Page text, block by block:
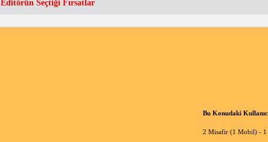
Editörün Seçtiği Fırsatlar
Bu Konudaki
2 Misafir (1 Mobil) - 1